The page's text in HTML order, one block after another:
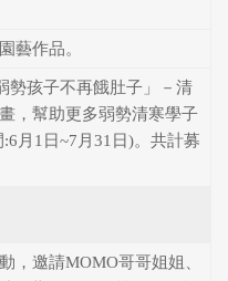
藝作品。
勢孩子不再餓肚子」－清
，幫助更多弱勢清寒學子
月1日~7月31日)。共計募
，邀請MOMO哥哥姐姐、